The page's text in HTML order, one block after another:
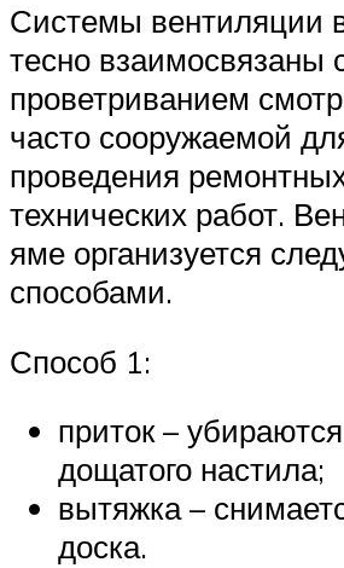
Системы вентиляции
тесно взаимосвязаны
проветриванием
часто сооружаемой
проведения
технических работ.
яме организуется
способами.
Способ 1:
приток –
дощатого настила;
вытяжка –
доска.